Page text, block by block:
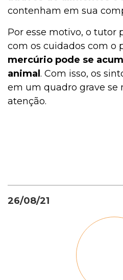
contenham em sua
Por esse motivo, o tutor
com os cuidados com o
mercúrio pode se
animal . Com isso, os
em um quadro grave se
atenção.
26/08/21